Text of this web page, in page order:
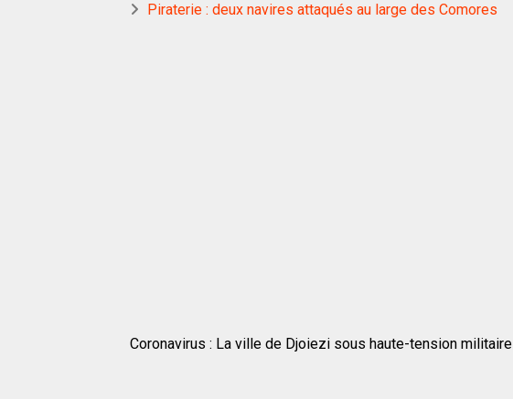
Piraterie : deux navires attaqués au large des Comores
Coronavirus : La ville de Djoiezi sous haute-tension militaire